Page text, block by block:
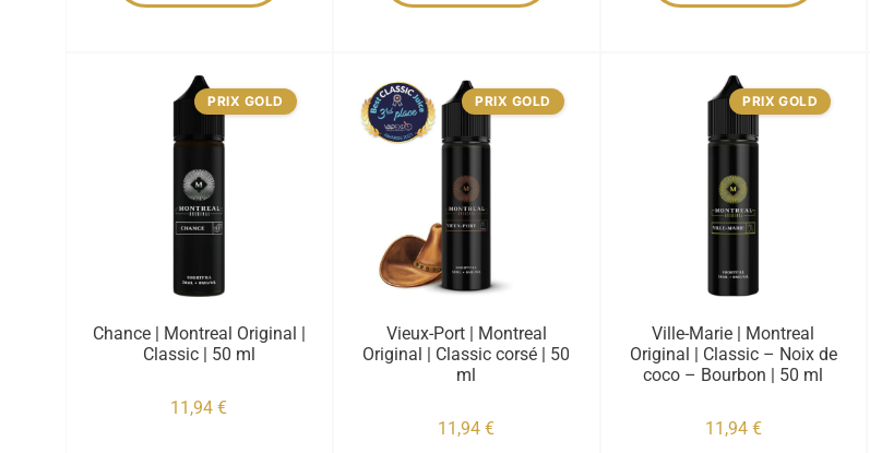
PRIX GOLD
Chance | Montreal Original |
Classic | 50 ml
11,94€
PRIX GOLD
Vieux-Port | Montreal
Original | Classic corsé | 50
ml
11,94€
PRIX GOLD
Ville-Marie | Montreal
Original | Classic – Noix de
coco – Bourbon | 50 ml
11,94 €